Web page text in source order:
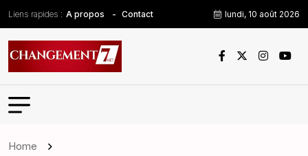
Liens rapides : A propos Contact lundi, 10 août 2026
Home